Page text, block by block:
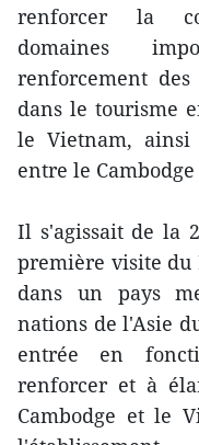
renforcer la
domaines
renforcement des
dans le tourisme
le Vietnam,
entre le
Il s'agissait de la
première visite
dans un pays
nations de l'Asie
entrée en
renforcer et à
Cambodge et le